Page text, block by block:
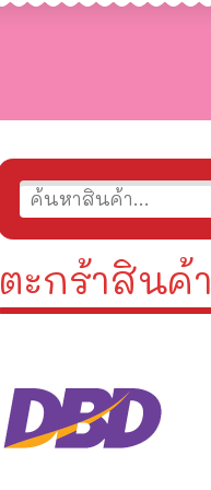
ตะกร้าสินค้า